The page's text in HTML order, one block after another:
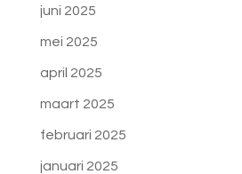
juni 2025
mei 2025
april 2025
maart 2025
februari 2025
januari 2025